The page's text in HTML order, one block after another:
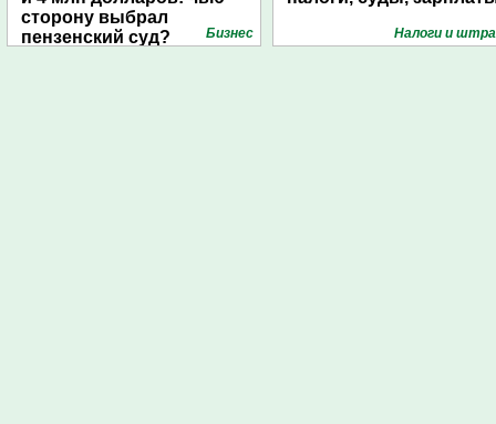
сторону выбрал
пензенский суд?
Бизнес Налоги и